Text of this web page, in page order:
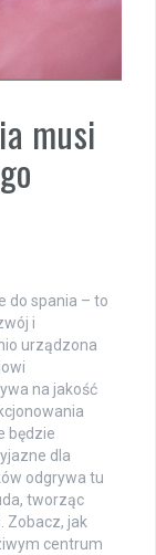
musi
do spania – to
i
urządzona
na jakość
będzie
dla
odgrywa tu
tworząc
Zobacz, jak
centrum